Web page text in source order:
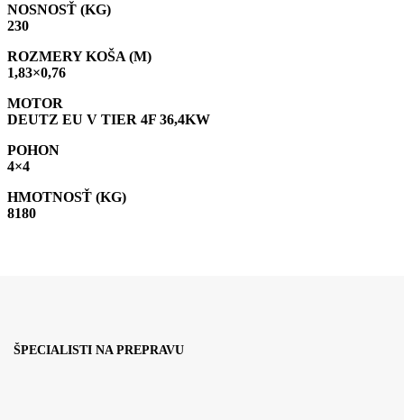
NOSNOSŤ (KG)
230
ROZMERY KOŠA (M)
1,83×0,76
MOTOR
DEUTZ EU V TIER 4F 36,4KW
POHON
4×4
HMOTNOSŤ (KG)
8180
ŠPECIALISTI NA PREPRAVU